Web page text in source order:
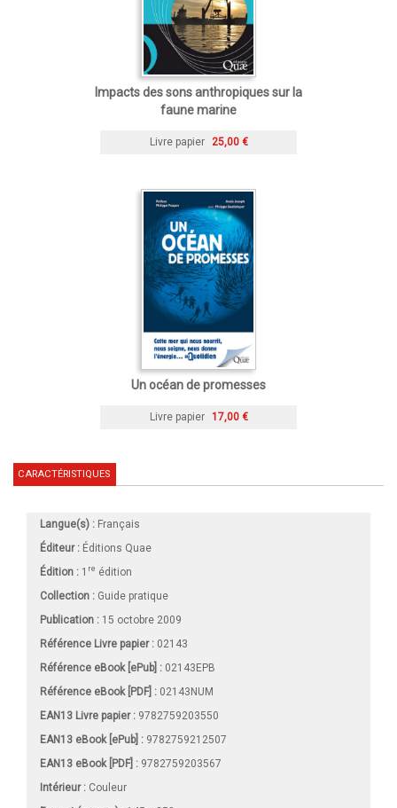
Impacts des sons anthropiques sur la
faune marine
Livre papier 25,00 €
Un océan de promesses
Livre papier 17,00 €
CARACTÉRISTIQUES
Langue(s) : Français
Éditeur : Éditions Quae
Édition : 1 re édition
Collection : Guide pratique
Publication : 15 octobre 2009
Référence Livre papier : 02143
Référence eBook [ePub] : 02143EPB
Référence eBook [PDF] : 02143NUM
EAN13 Livre papier : 9782759203550
EAN13 eBook [ePub] : 9782759212507
EAN13 eBook [PDF] : 9782759203567
Intérieur : Couleur